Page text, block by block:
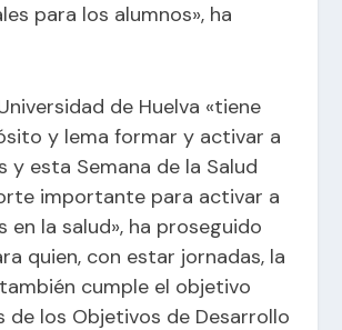
para los alumnos», ha
de Huelva «tiene
y lema formar y activar a
y esta Semana de la Salud
importante para activar a
en la salud», ha proseguido
quien, con estar jornadas, la
cumple el objetivo
de los Objetivos de Desarrollo